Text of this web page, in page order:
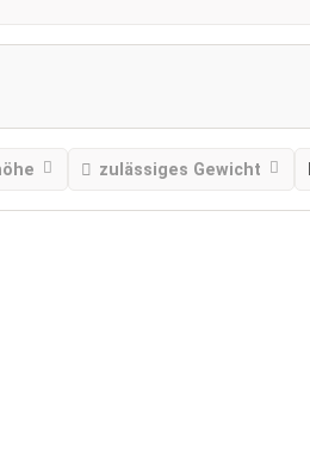
zulässiges Gewicht